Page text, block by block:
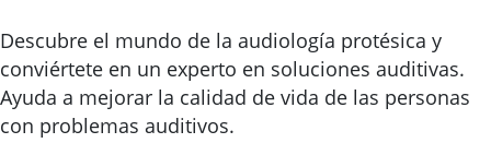
Descubre el mundo de la audiología protésica y
conviértete en un experto en soluciones auditivas.
Ayuda a mejorar la calidad de vida de las personas
con problemas auditivos.